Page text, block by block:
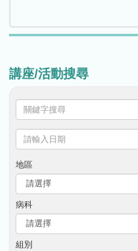
講座/活動搜尋
鍵
字
輸
入
日
地區
病科
組別